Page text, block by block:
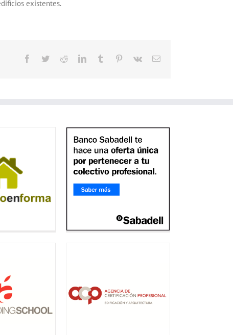
existentes.
Facebook
TwitterRedditLinkedInTumblr Pinterest
Vk
Correo